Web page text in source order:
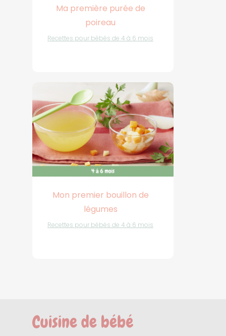
Ma première purée de
poireau
Recettes pour bébés de 4 à 6 mois
Mon premier bouillon de
légumes
Recettes pour bébés de 4 à 6 mois